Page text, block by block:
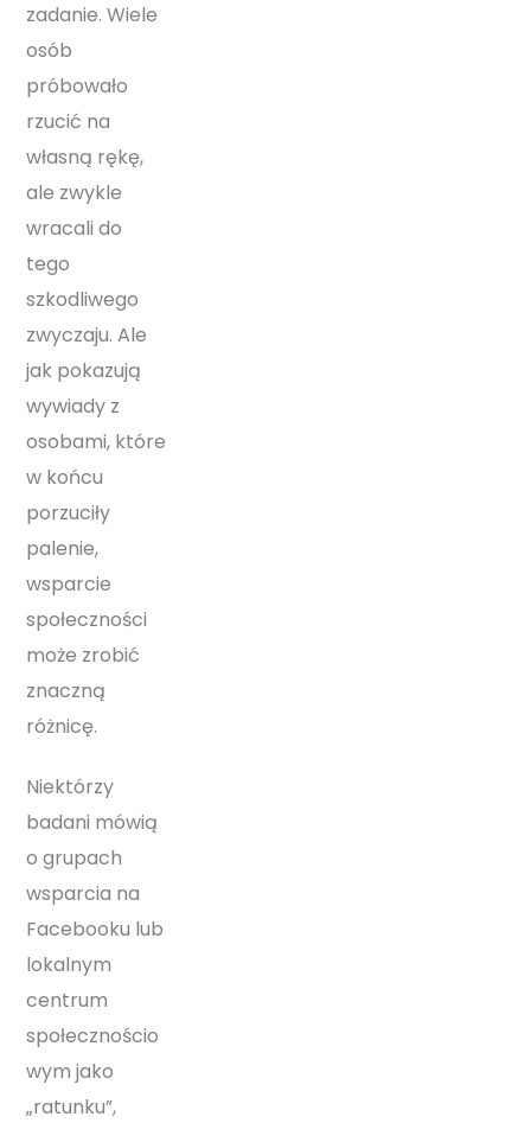
zadanie. Wiele
osób
próbowało
rzucić na
własną rękę,
ale zwykle
wracali do
tego
szkodliwego
zwyczaju. Ale
jak pokazują
wywiady z
osobami, które
w końcu
porzuciły
palenie,
wsparcie
społeczności
może zrobić
znaczną
różnicę.
Niektórzy
badani mówią
o grupach
wsparcia na
Facebooku lub
lokalnym
centrum
społecznościo
wym jako
„ratunku”,